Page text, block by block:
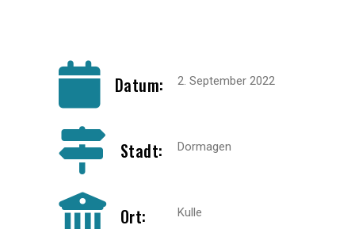
Datum: 2. September 2022
Stadt: Dormagen
Ort: Kulle